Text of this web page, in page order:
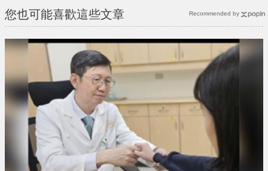
您也可能喜歡這些文章 Recommended by